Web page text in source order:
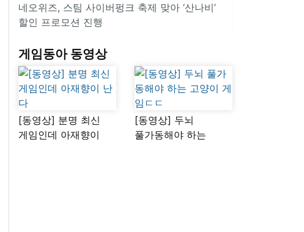
네오위즈, 스팀 사이버펑크 축제 맞아 ‘산나비’
할인 프로모션 진행
게임동아 동영상
[동영상] 분명 최신
게임인데 아재향이
[동영상] 두뇌
풀가동해야 하는